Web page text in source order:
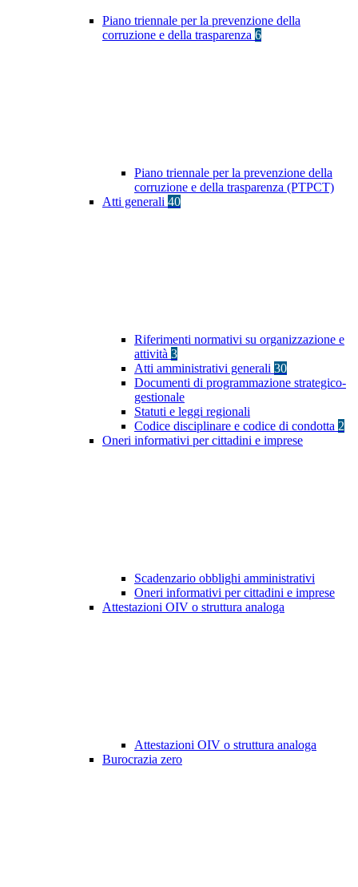
Piano triennale per la prevenzione della
corruzione e della trasparenza 6
Piano triennale per la prevenzione della
corruzione e della trasparenza (PTPCT)
Atti generali 40
Riferimenti normativi su organizzazione e
attività 3
Atti amministrativi generali 30
Documenti di programmazione strategico-
gestionale
Statuti e leggi regionali
Codice disciplinare e codice di condotta 2
Oneri informativi per cittadini e imprese
Scadenzario obblighi amministrativi
Oneri informativi per cittadini e imprese
Attestazioni OIV o struttura analoga
Attestazioni OIV o struttura analoga
Burocrazia zero